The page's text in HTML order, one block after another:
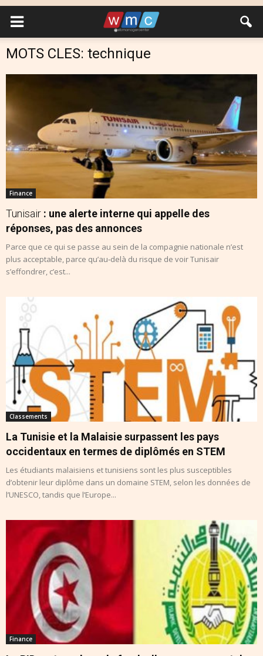
MOTS CLES: technique
Finance
Tunisair : une alerte interne qui appelle des
réponses, pas des annonces
Parce que ce qui se passe au sein de la compagnie nationale n’est
plus acceptable, parce qu’au‑delà du risque de voir Tunisair
s’effondrer, c’est...
Classements
La Tunisie et la Malaisie surpassent les pays
occidentaux en termes de diplômés en STEM
Les étudiants malaisiens et tunisiens sont les plus susceptibles
d’obtenir leur diplôme dans un domaine STEM, selon les données de
l’UNESCO, tandis que l’Europe...
Finance